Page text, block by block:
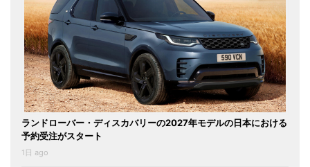
ランドローバー・ディスカバリーの2027年モデルの日本における
予約受注がスタート
1日 ago